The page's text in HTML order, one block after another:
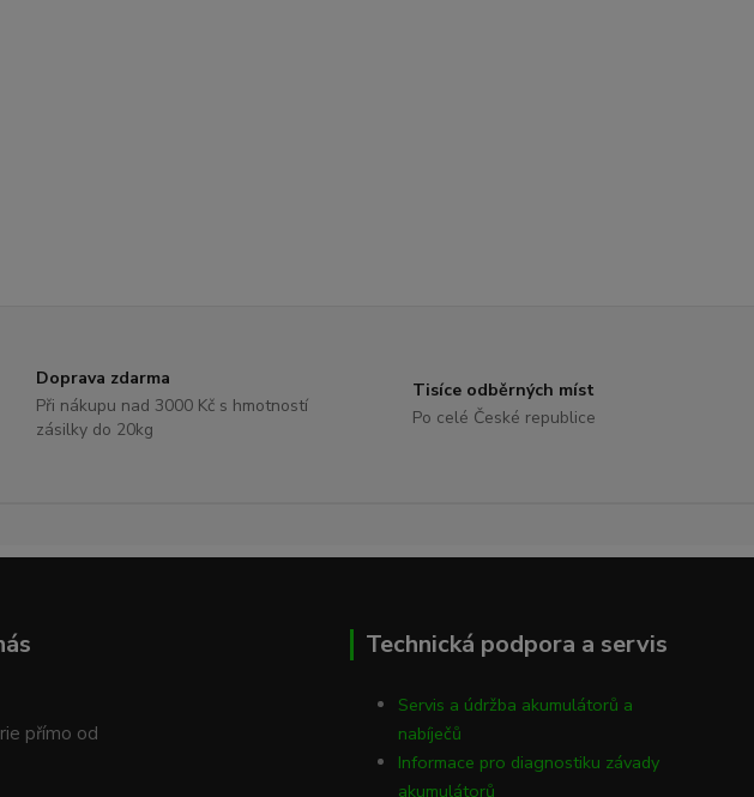
Doprava zdarma
Při nákupu nad 3000 Kč s hmotností
zásilky do 20kg
Tisíce odběrných míst
Po celé České republice
přímo od
Technická podpora a servis
Servis a údržba akumulátorů a
nabíječů
Informace pro diagnostiku závady
akumulátorů